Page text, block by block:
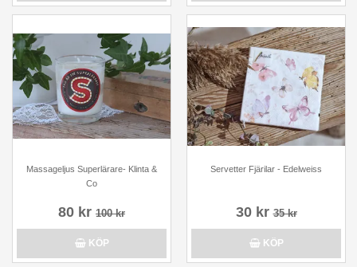
Massageljus Superlärare- Klinta &
Co
80 kr 100 kr
KÖP
Servetter Fjärilar - Edelweiss
30 kr35 kr
KÖP